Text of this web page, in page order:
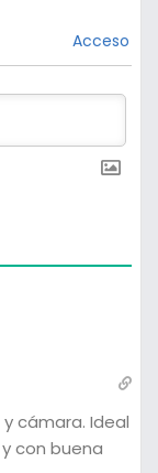
Acceso
cámara. Ideal
con buena